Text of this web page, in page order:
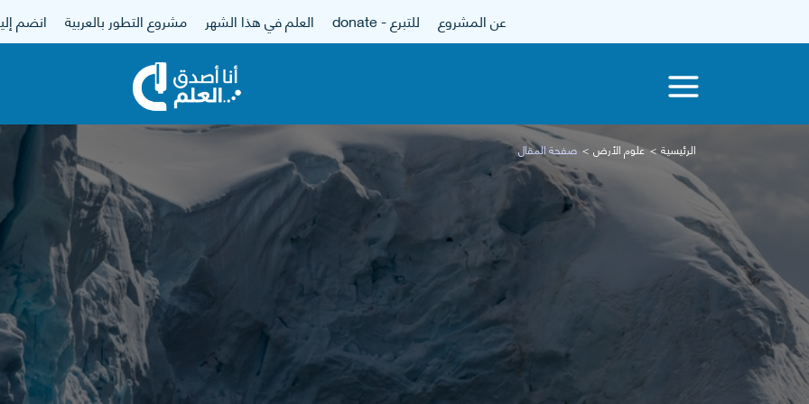
عن المشروع للتبرع - donate العلم في هذا الشهر مشروع التطور بالعربية انضم
الرئيسية علوم الأرض صفحة المقال